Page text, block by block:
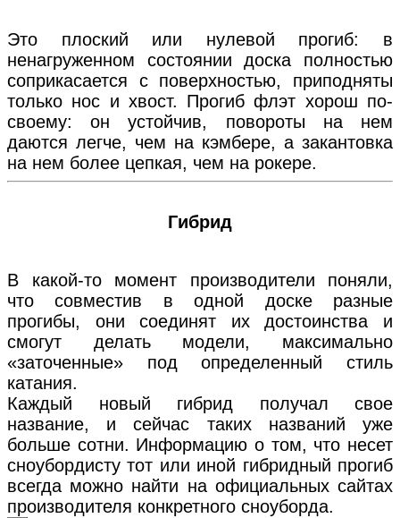
Это плоский или нулевой прогиб: в
ненагруженном состоянии доска полностью
соприкасается с поверхностью, приподняты
только нос и хвост. Прогиб флэт хорош по-
своему: он устойчив, повороты на нем
даются легче, чем на кэмбере, а закантовка
на нем более цепкая, чем на рокере.
Гибрид
В какой-то момент производители поняли,
что совместив в одной доске разные
прогибы, они соединят их достоинства и
смогут делать модели, максимально
«заточенные» под определенный стиль
катания.
Каждый новый гибрид получал свое
название, и сейчас таких названий уже
больше сотни. Информацию о том, что несет
сноубордисту тот или иной гибридный прогиб
всегда можно найти на официальных сайтах
производителя конкретного сноуборда.